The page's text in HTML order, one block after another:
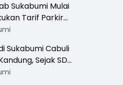
Sukabumi Mulai
Tarif Parkir
13 Lokasi Wisata,
Sukabumi Cabuli
Sejak SD